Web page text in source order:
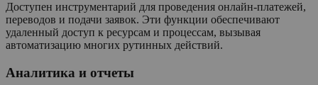
Доступен инструментарий для проведения онлайн-платежей,
переводов и подачи заявок. Эти функции обеспечивают
удаленный доступ к ресурсам и процессам, вызывая
автоматизацию многих рутинных действий.
Аналитика и отчеты